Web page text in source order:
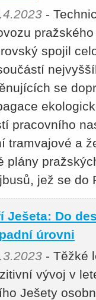
-
spojil
se
pracovního
tramvajové a
plány
jež se
Ješeta: Do
úrovni
- Těžké
vývoj v
Ješety